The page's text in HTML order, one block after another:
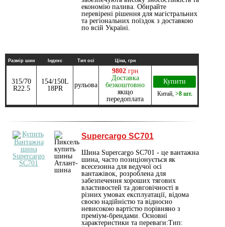
економію палива. Обирайте
перевірені рішення для магістральних
та регіональних поїздок з доставкою
по всій Україні.
Размір шин Індекс Тип осі Ціна, грн
315/70
R22.5
154/150L
18PR
рульова
9802 грн
Доставка
безкоштовно
якщо
передоплата
Купити
Китай, >8 шт.
Supercargo SC701
Шина Supercargo SC701 - це вантажна
шина, часто позиціонується як
всесезонна для ведучої осі
вантажівок, розроблена для
забезпечення хороших тягових
властивостей та довговічності в
різних умовах експлуатації, відома
своєю надійністю та відносно
невисокою вартістю порівняно з
преміум-брендами. Основні
характеристики та переваги:Тип: